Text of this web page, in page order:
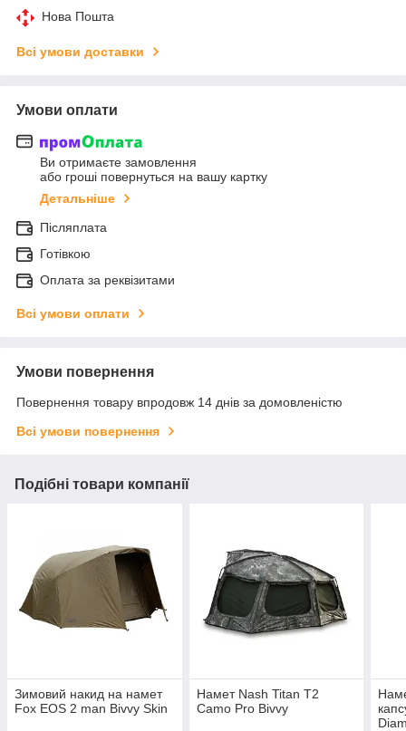
Нова Пошта
Всі умови доставки
Умови оплати
Ви отримаєте замовлення
або гроші повернуться на вашу картку
Детальніше
Післяплата
Готівкою
Оплата за реквізитами
Всі умови оплати
Умови повернення
Повернення товару впродовж 14 днів за домовленістю
Всі умови повернення
Подібні товари компанії
Зимовий накид на намет
Fox EOS 2 man Bivvy Skin
Намет Nash Titan T2
Camo Pro Bivvy